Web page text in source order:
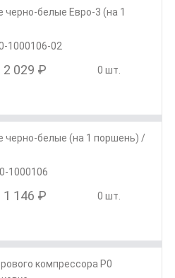
белые Евро-3 (на 1
1000106-02
2 029 ₽ 0 шт.
черно-белые (на 1 поршень) /
1000106
1 146 ₽ 0 шт.
компрессора Р0